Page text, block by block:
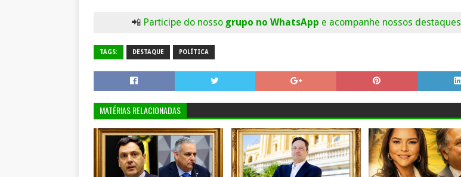
📲 Participe do nosso grupo no WhatsApp e acompanhe nossos destaques
TAGS: DESTAQUE POLÍTICA
MATÉRIAS RELACIONADAS